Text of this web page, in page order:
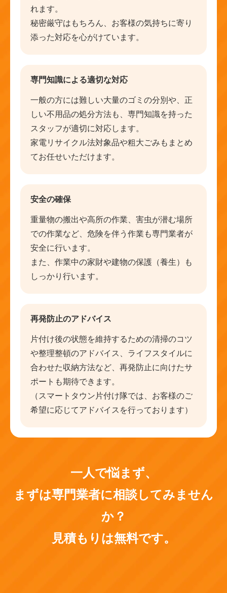
れます。
秘密厳守はもちろん、お客様の気持ちに寄り
添った対応を心がけています。
専門知識による適切な対応
一般の方には難しい大量のゴミの分別や、正
しい不用品の処分方法も、専門知識を持った
スタッフが適切に対応します。
家電リサイクル法対象品や粗大ごみもまとめ
てお任せいただけます。
安全の確保
重量物の搬出や高所の作業、害虫が潜む場所
での作業など、危険を伴う作業も専門業者が
安全に行います。
また、作業中の家財や建物の保護（養生）も
しっかり行います。
再発防止のアドバイス
片付け後の状態を維持するための清掃のコツ
や整理整頓のアドバイス、ライフスタイルに
合わせた収納方法など、再発防止に向けたサ
ポートも期待できます。
（スマートタウン片付け隊では、お客様のご
希望に応じてアドバイスを行っております）
一人で悩まず、
まずは専門業者に相談してみません
か？
見積もりは無料です。